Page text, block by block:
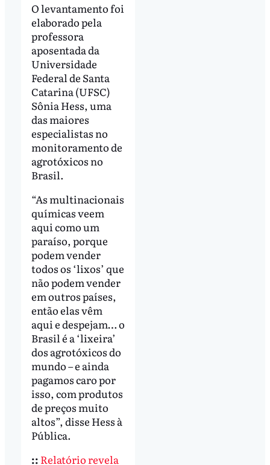
O levantamento foi
elaborado pela
professora
aposentada da
Universidade
Federal de Santa
Catarina (UFSC)
Sônia Hess, uma
das maiores
especialistas no
monitoramento de
agrotóxicos no
Brasil.
“As multinacionais
químicas veem
aqui como um
paraíso, porque
podem vender
todos os ‘lixos’ que
não podem vender
em outros países,
então elas vêm
aqui e despejam… o
Brasil é a ‘lixeira’
dos agrotóxicos do
mundo – e ainda
pagamos caro por
isso, com produtos
de preços muito
altos”, disse Hess à
Pública.
:: Relatório revela